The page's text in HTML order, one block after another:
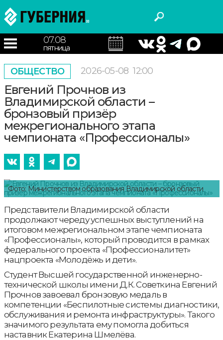
07.08
пятница
ОБЩЕСТВО 2026-05-08 12:00
Евгений Прочнов из
Владимирской области –
бронзовый призёр
межрегионального этапа
чемпионата «Профессионалы»
Фото: Министерством образования Владимирской области
Представители Владимирской области
продолжают череду успешных выступлений на
итоговом межрегиональном этапе чемпионата
«Профессионалы», который проводится в рамках
федерального проекта «Профессионалитет»
нацпроекта «Молодёжь и дети».
Студент Высшей государственной инженерно-
технической школы имени Д.К. Советкина Евгений
Прочнов завоевал бронзовую медаль в
компетенции «Беспилотные системы диагностики,
обслуживания и ремонта инфраструктуры». Такого
значимого результата ему помогла добиться
наставник Екатерина Шмелёва.